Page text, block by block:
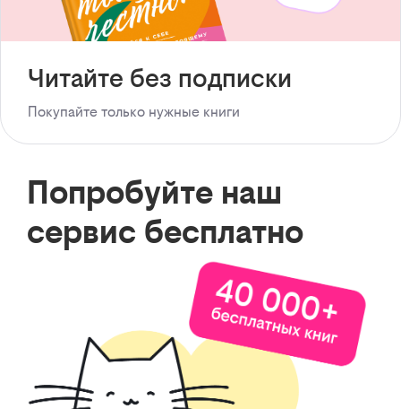
Читайте без подписки
Покупайте только нужные книги
Попробуйте наш
сервис бесплатно